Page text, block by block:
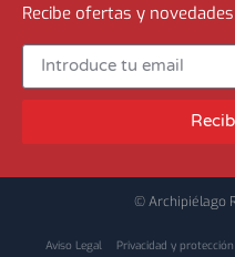
Recibe ofertas y novedades
© Archipiélago
Aviso Legal Privacidad y